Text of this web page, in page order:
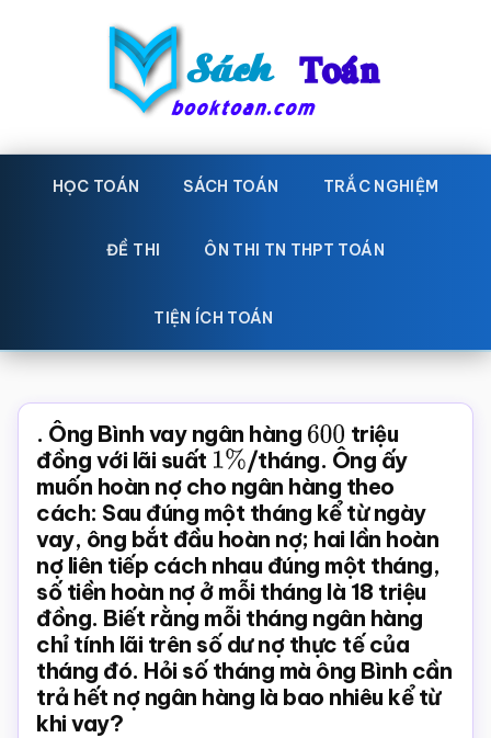
Sách
Toán
toán
Học
toán,
giáo
Toán,
trắc
nghiệm
Toán
online
HỌC TOÁN SÁCH TOÁN TRẮC NGHIỆM
ĐỀ THI ÔN THI TN THPT TOÁN
TIỆN ÍCH TOÁN
. Ông Bình vay ngân hàng 600 triệu
đồng với lãi suất 1% /tháng. Ông ấy
muốn hoàn nợ cho ngân hàng theo
cách: Sau đúng một tháng kể từ ngày
vay, ông bắt đầu hoàn nợ; hai lần hoàn
nợ liên tiếp cách nhau đúng một tháng,
số tiền hoàn nợ ở mỗi tháng là 18 triệu
đồng. Biết rằng mỗi tháng ngân hàng
chỉ tính lãi trên số dư nợ thực tế của
tháng đó. Hỏi số tháng mà ông Bình cần
trả hết nợ ngân hàng là bao nhiêu kể từ
khi vay?